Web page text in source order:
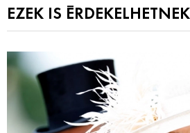
EZEK IS ÉRDEKELHETNEK